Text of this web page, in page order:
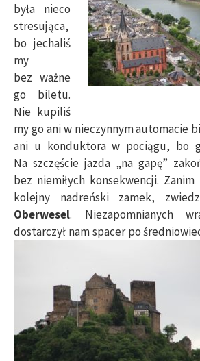
była nieco
stresująca,
bo jechaliś
my
bez ważne
go biletu.
Nie kupiliś
my go ani w nieczynnym automacie
ani u konduktora w pociągu, bo
Na szczęście jazda „na gapę”
bez niemiłych konsekwencji.
kolejny nadreński zamek,
Oberwesel. Niezapomnianych
dostarczył nam spacer po